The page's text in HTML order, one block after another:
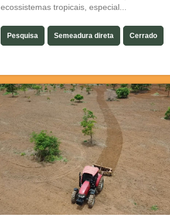
ecossistemas tropicais, especial...
Pesquisa Semeadura direta Cerrado